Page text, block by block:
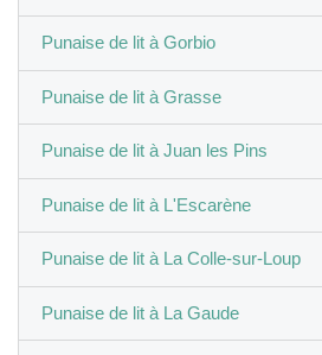
Punaise de lit à Gorbio
Punaise de lit à Grasse
Punaise de lit à Juan les Pins
Punaise de lit à L'Escarène
Punaise de lit à La Colle-sur-Loup
Punaise de lit à La Gaude